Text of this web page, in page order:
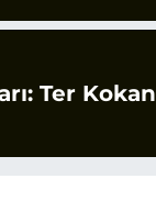
Ter Kokan